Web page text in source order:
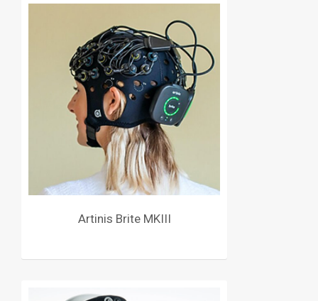
Artinis Brite MKIII